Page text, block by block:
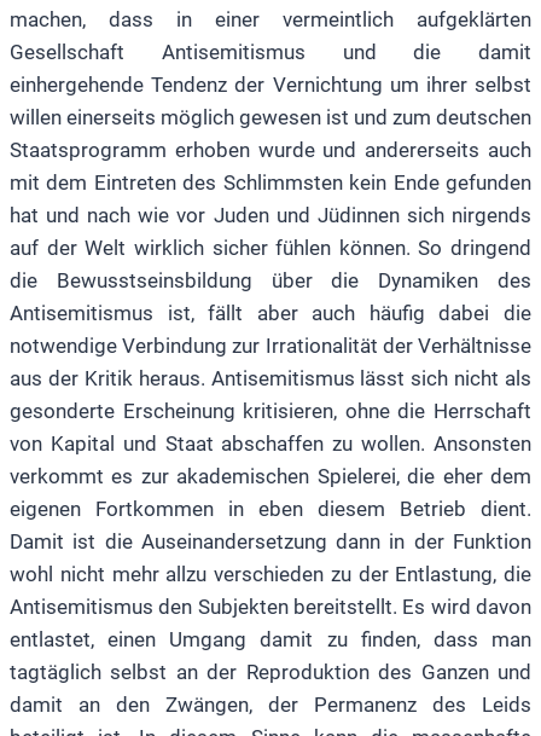
machen, dass in einer vermeintlich aufgeklärten
Gesellschaft Antisemitismus und die damit
einhergehende Tendenz der Vernichtung um ihrer selbst
willen einerseits möglich gewesen ist und zum deutschen
Staatsprogramm erhoben wurde und andererseits auch
mit dem Eintreten des Schlimmsten kein Ende gefunden
hat und nach wie vor Juden und Jüdinnen sich nirgends
auf der Welt wirklich sicher fühlen können. So dringend
die Bewusstseinsbildung über die Dynamiken des
Antisemitismus ist, fällt aber auch häufig dabei die
notwendige Verbindung zur Irrationalität der Verhältnisse
aus der Kritik heraus. Antisemitismus lässt sich nicht als
gesonderte Erscheinung kritisieren, ohne die Herrschaft
von Kapital und Staat abschaffen zu wollen. Ansonsten
verkommt es zur akademischen Spielerei, die eher dem
eigenen Fortkommen in eben diesem Betrieb dient.
Damit ist die Auseinandersetzung dann in der Funktion
wohl nicht mehr allzu verschieden zu der Entlastung, die
Antisemitismus den Subjekten bereitstellt. Es wird davon
entlastet, einen Umgang damit zu finden, dass man
tagtäglich selbst an der Reproduktion des Ganzen und
damit an den Zwängen, der Permanenz des Leids